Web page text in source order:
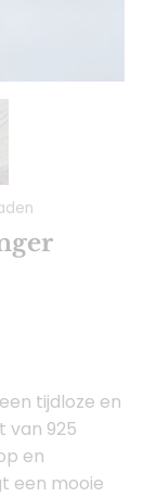
tijdloze en
van 925
en
een mooie